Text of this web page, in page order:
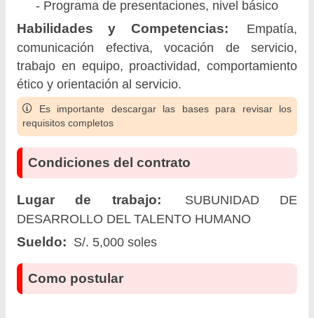
- Programa de presentaciones, nivel básico
Habilidades y Competencias:
Empatía,
comunicación efectiva, vocación de servicio,
trabajo en equipo, proactividad, comportamiento
ético y orientación al servicio.
Es importante descargar las bases para revisar los
requisitos completos
Condiciones del contrato
Lugar de trabajo:
SUBUNIDAD DE
DESARROLLO DEL TALENTO HUMANO
Sueldo: S/. 5,000 soles
Como postular